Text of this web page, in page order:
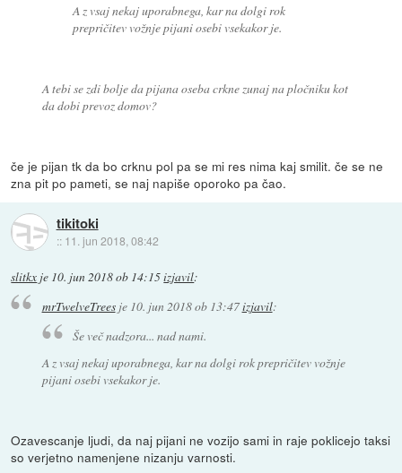
A z vsaj nekaj uporabnega, kar na dolgi rok
prepričitev vožnje pijani osebi vsekakor je.
A tebi se zdi bolje da pijana oseba crkne zunaj na pločniku kot
da dobi prevoz domov?
če je pijan tk da bo crknu pol pa se mi res nima kaj smilit. če se ne
zna pit po pameti, se naj napiše oporoko pa čao.
tikitoki
:: 11. jun 2018, 08:42
slitkx je 10. jun 2018 ob 14:15izjavil:
mrTwelveTreesje 10. jun 2018 ob 13:47izjavil:
Še več nadzora... nad nami.
A z vsaj nekaj uporabnega, kar na dolgi rok prepričitev vožnje
pijani osebi vsekakor je.
Ozavescanje ljudi, da naj pijani ne vozijo sami in raje poklicejo taksi
so verjetno namenjene nizanju varnosti.